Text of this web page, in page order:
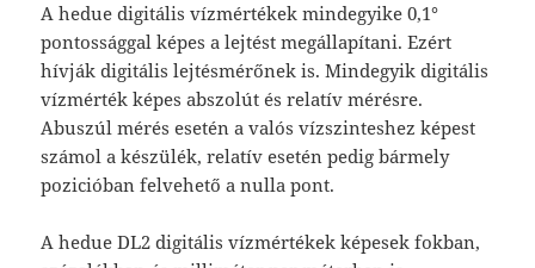
A hedue digitális vízmértékek mindegyike 0,1°
pontossággal képes a lejtést megállapítani. Ezért
hívják digitális lejtésmérőnek is. Mindegyik digitális
vízmérték képes abszolút és relatív mérésre.
Abuszúl mérés esetén a valós vízszinteshez képest
számol a készülék, relatív esetén pedig bármely
pozicióban felvehető a nulla pont.
A hedue DL2 digitális vízmértékek képesek fokban,